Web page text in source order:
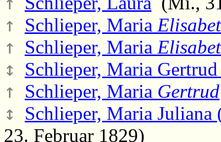
↑ Schlieper, Maria
↑ Schlieper, Maria
↕ Schlieper, Maria
↑ Schlieper, Maria Gertrud
↕
Schlieper, Maria Juliana
23. Februar 1829)